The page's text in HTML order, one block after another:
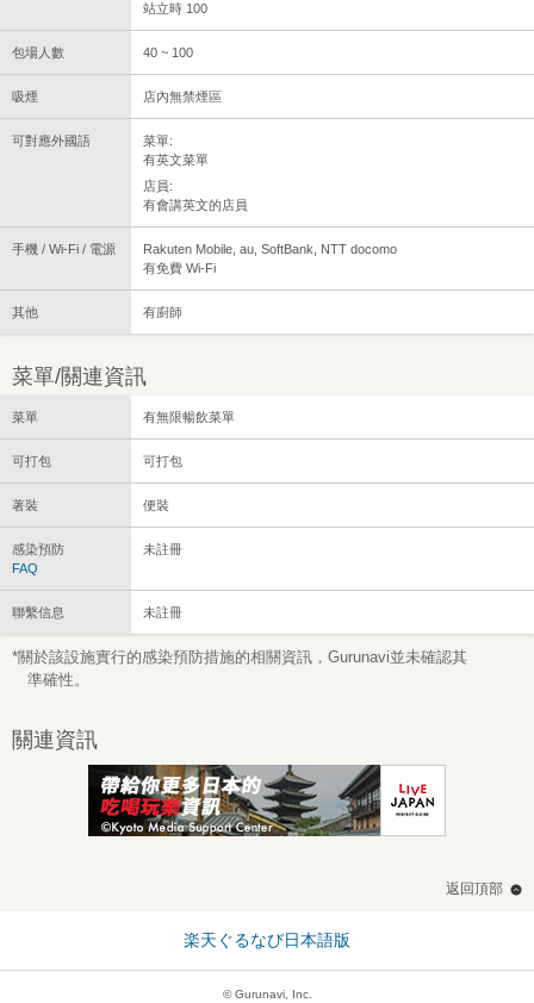
站立時 100
包場人數 40 ~ 100
吸煙 店內無禁煙區
可對應外國語
菜單:
有英文菜單
店員:
有會講英文的店員
手機 / Wi-Fi / 電源
Rakuten Mobile, au, SoftBank, NTT docomo
有免費 Wi-Fi
其他 有廚師
菜單/關連資訊
菜單 有無限暢飲菜單
可打包 可打包
著裝 便裝
感染預防
FAQ
未註冊
聯繫信息 未註冊
*關於該設施實行的感染預防措施的相關資訊，Gurunavi並未確認其
準確性。
關連資訊
返回頂部
楽天ぐるなび日本語版
© Gurunavi, Inc.